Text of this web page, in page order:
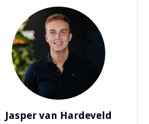
Jasper van Hardeveld